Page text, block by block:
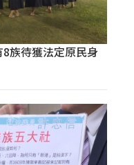
族待獲法定原民身